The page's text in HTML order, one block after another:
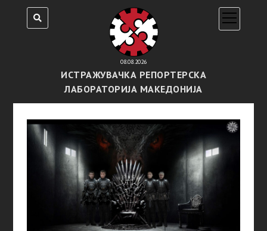
08.08.2026
ИСТРАЖУВАЧКА РЕПОРТЕРСКА
ЛАБОРАТОРИЈА МАКЕДОНИЈА
open
menu